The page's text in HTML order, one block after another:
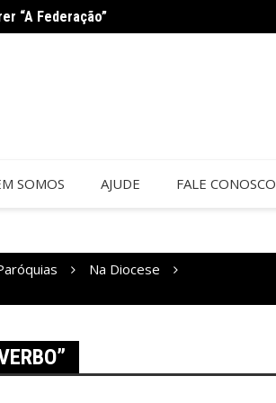
“A Federação”
SOMOS AJUDE FALE CONOSCO
Na Diocese